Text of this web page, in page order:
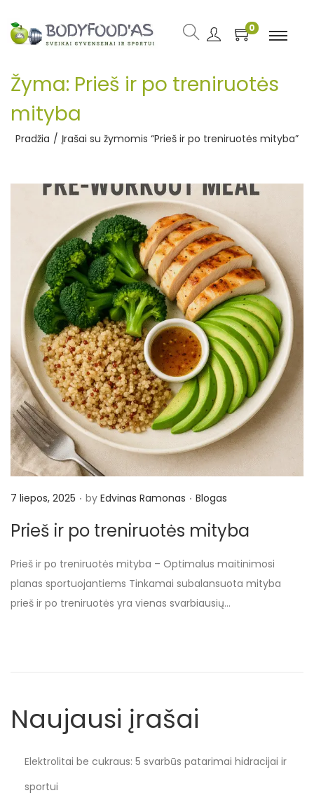
0
Žyma: Prieš ir po treniruotės
mityba
Pradžia / Įrašai su žymomis “Prieš ir po treniruotės mityba”
P
s
7 liepos, 2025 . by Edvinas Ramonas . P
s
Blogas
Prieš ir po treniruotės mityba
Prieš ir po treniruotės mityba – Optimalus maitinimosi
planas sportuojantiems Tinkamai subalansuota mityba
prieš ir po treniruotės yra vienas svarbiausių…
Naujausi įrašai
Elektrolitai be cukraus: 5 svarbūs patarimai hidracijai ir
sportui